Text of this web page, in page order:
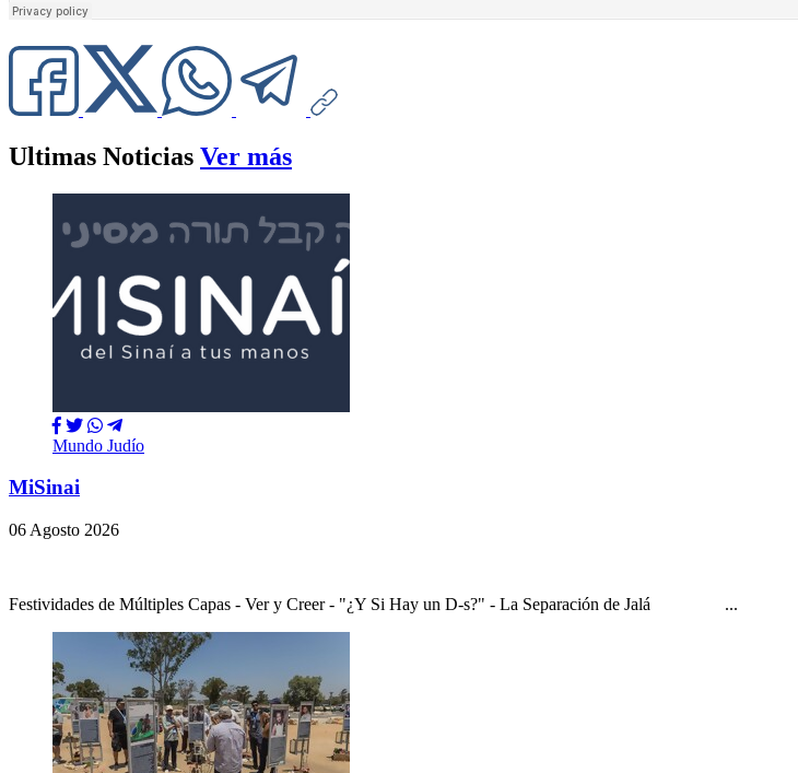
Ultimas Noticias Ver más
Mundo Judío
MiSinai
06 Agosto 2026
Festividades de Múltiples Capas - Ver y Creer - "¿Y Si Hay un D-s?" - La Separación de Jalá ...